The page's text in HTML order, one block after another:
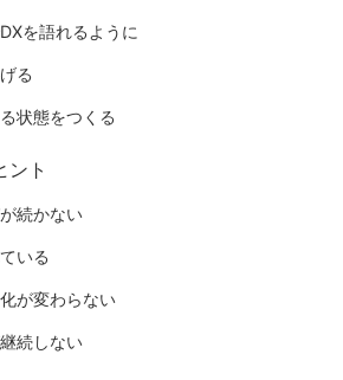
を語れるように
る
状態をつくる
ント
続かない
いる
が変わらない
続しない